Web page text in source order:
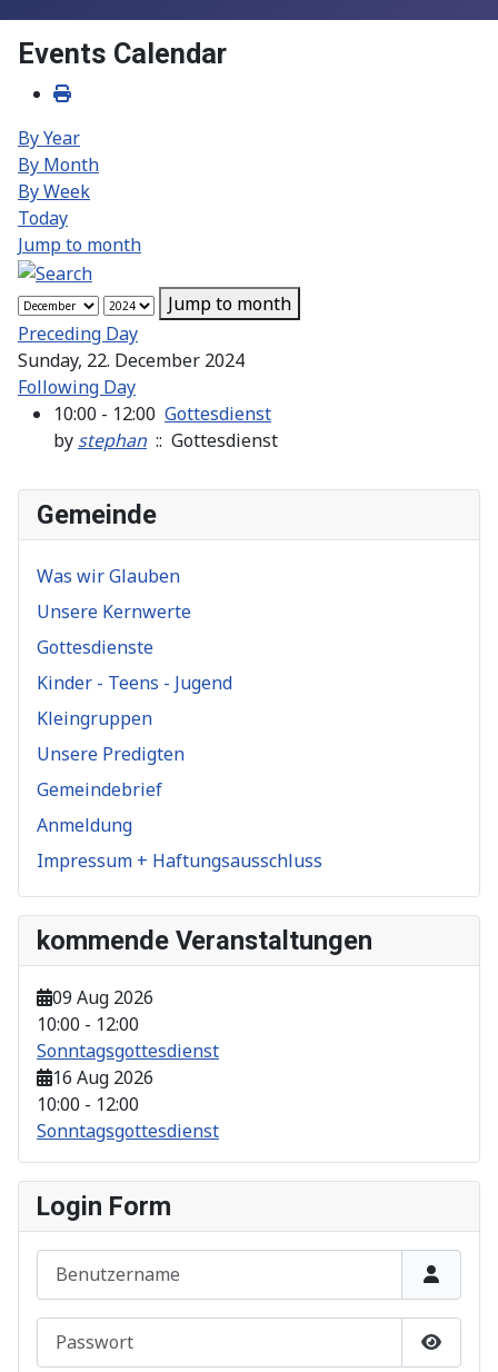
Events Calendar
By Year
By Month
By Week
Today
Jump to month
Jump to month
Preceding Day
Sunday, 22. December 2024
Following Day
10:00 - 12:00 Gottesdienst
by stephan:: Gottesdienst
Gemeinde
Was wir Glauben
Unsere Kernwerte
Gottesdienste
Kinder - Teens - Jugend
Kleingruppen
Unsere Predigten
Gemeindebrief
Anmeldung
Impressum + Haftungsausschluss
kommende Veranstaltungen
09 Aug 2026
10:00 - 12:00
Sonntagsgottesdienst
16 Aug 2026
10:00 - 12:00
Sonntagsgottesdienst
Login Form
Benutzername
Passwort